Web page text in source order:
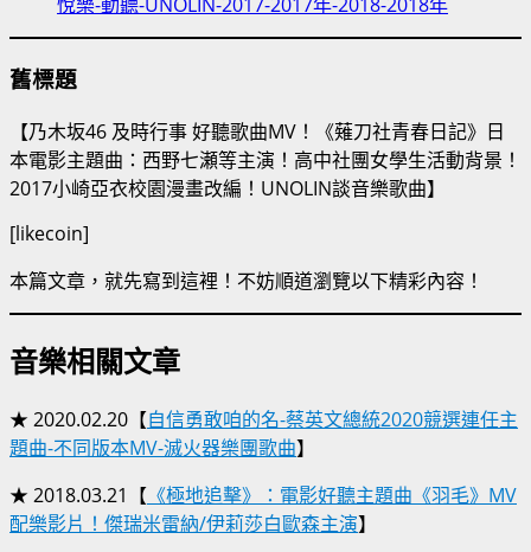
舊標題
【乃木坂46 及時行事 好聽歌曲MV！《薙刀社青春日記》日
本電影主題曲：西野七瀬等主演！高中社團女學生活動背景！
2017小崎亞衣校園漫畫改編！UNOLIN談音樂歌曲】
[likecoin]
本篇文章，就先寫到這裡！不妨順道瀏覽以下精彩內容！
音樂相關文章
★ 2020.02.20【自信勇敢咱的名-蔡英文總統2020競選連任主
題曲-不同版本MV-滅火器樂團歌曲】
★ 2018.03.21【 《極地追擊》：電影好聽主題曲《羽毛》MV
配樂影片！傑瑞米雷納/伊莉莎白歐森主演】